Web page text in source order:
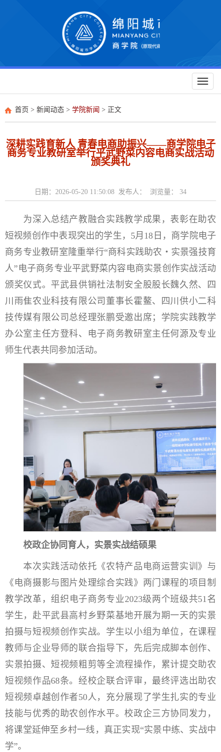
Toggle
首页 > 新闻动态 > 学院新闻 > 正文
深耕实践育新人 青春电商助振兴——商学院电子
商务专业教研室举行平武野菜内容电商实战活动
颁奖典礼
日期：2026-05-20 11:50:08 发布人： 浏览量： 34
为深入总结产教融合实践教学成果，表彰在助农
短视频创作中表现突出的学生，5月18日，商学院电子
商务专业教研室隆重举行“商科实践助农・实景强技育
人”电子商务专业平武野菜内容电商实景创作实战活动
颁奖仪式。平武县供销社法制安全股股长魏久然、四
川雨隹农业科技有限公司董事长霍鳌、四川供小二科
技传媒有限公司总经理张鹏受邀出席；学院实践教学
办公室主任方登科、电子商务教研室主任何源及专业
师生代表共同参加活动。
校政企协同育人，实景实战结硕果
本次实践活动依托《农特产品电商运营实训》与
《电商摄影与图片处理综合实践》两门课程的项目制
教学改革，组织电子商务专业2023级两个班级共51名
学生，赴平武县高村乡野菜基地开展为期一天的实景
拍摄与短视频创作实战。学生以小组为单位，在课程
教师与企业导师的联合指导下，先后完成脚本创作、
实景拍摄、短视频粗剪等全流程操作，累计提交助农
短视频作品68条。经校企联合评审，最终评选出助农
短视频卓越创作者50人，充分展现了学生扎实的专业
技能与优秀的助农创作水平。校政企三方协同发力，
将课堂延伸至乡村一线，真正实现“实景中练、实战中
学”。